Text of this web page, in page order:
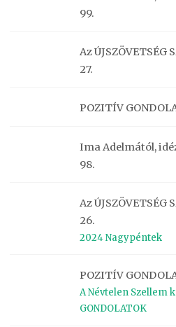
99.
Az ÚJSZÖVETSÉG
27.
POZITÍV
Ima Adelmától,
98.
Az ÚJSZÖVETSÉG
26.
2024 Nagypéntek
POZITÍV
A Névtelen Szellem
GONDOLATOK